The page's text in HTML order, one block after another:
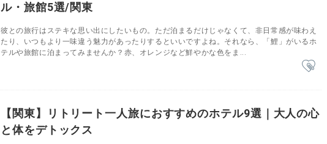
ル・旅館5選/関東
彼との旅行はステキな思い出にしたいもの。ただ泊まるだけじゃなくて、非日常感が味わえ
たり、いつもより一味違う魅力があったりするといいですよね。それなら、「鯉」がいるホ
テルや旅館に泊まってみませんか？赤、オレンジなど鮮やかな色をま...
【関東】リトリート一人旅におすすめのホテル9選｜大人の心
と体をデトックス